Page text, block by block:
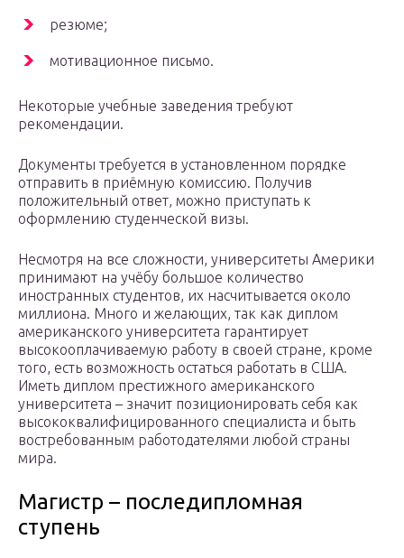
резюме;
мотивационное письмо.
Некоторые учебные заведения требуют
рекомендации.
Документы требуется в установленном порядке
отправить в приёмную комиссию. Получив
положительный ответ, можно приступать к
оформлению студенческой визы.
Несмотря на все сложности, университеты Америки
принимают на учёбу большое количество
иностранных студентов, их насчитывается около
миллиона. Много и желающих, так как диплом
американского университета гарантирует
высокооплачиваемую работу в своей стране, кроме
того, есть возможность остаться работать в США.
Иметь диплом престижного американского
университета – значит позиционировать себя как
высококвалифицированного специалиста и быть
востребованным работодателями любой страны
мира.
Магистр – последипломная
ступень